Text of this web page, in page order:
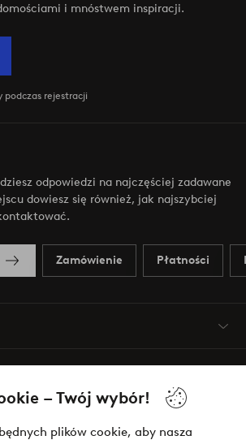
– Twój wybór!
plików cookie, aby nasza
i mnóstwem inspiracji.
rejestracji
odpowiedzi na najczęściej zadawane
dowiesz się również, jak najszybciej
Zamówienie Płatności